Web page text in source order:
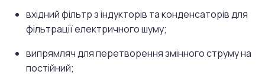
вхідний фільтр з індукторів та конденсаторів для
фільтрації електричного шуму;
випрямляч для перетворення змінного струму на
постійний;